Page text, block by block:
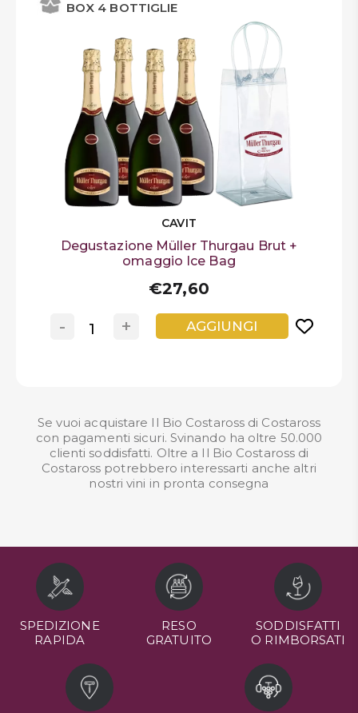
BOX 4 BOTTIGLIE
CAVIT
Degustazione Müller Thurgau Brut +
omaggio Ice Bag
€27,60
+
- AGGIUNGI
Se vuoi acquistare Il Bio Costaross di Costaross
con pagamenti sicuri. Svinando ha oltre 50.000
clienti soddisfatti. Oltre a Il Bio Costaross di
Costaross potrebbero interessarti anche altri
nostrivini in pronta consegna
SPEDIZIONE
RAPIDA
RESO
GRATUITO
SODDISFATTI
O RIMBORSATI